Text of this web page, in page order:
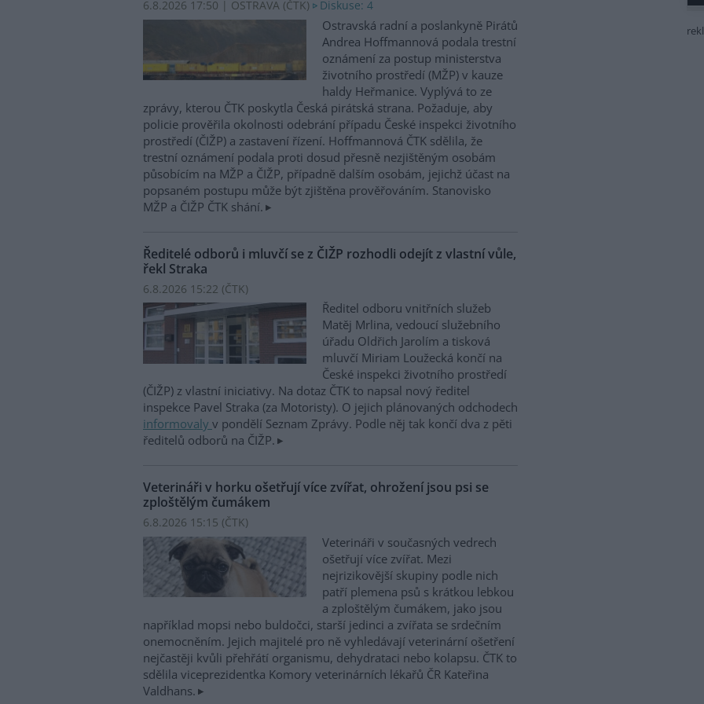
6.8.2026 17:50 | OSTRAVA (ČTK) Diskuse: 4
Ostravská radní a poslankyně Pirátů
Andrea Hoffmannová podala trestní
oznámení za postup ministerstva
životního prostředí (MŽP) v kauze
haldy Heřmanice. Vyplývá to ze
zprávy, kterou ČTK poskytla Česká pirátská strana. Požaduje, aby
policie prověřila okolnosti odebrání případu České inspekci životního
prostředí (ČIŽP) a zastavení řízení. Hoffmannová ČTK sdělila, že
trestní oznámení podala proti dosud přesně nezjištěným osobám
působícím na MŽP a ČIŽP, případně dalším osobám, jejichž účast na
popsaném postupu může být zjištěna prověřováním. Stanovisko
MŽP a ČIŽP ČTK shání.
Ředitelé odborů i mluvčí se z ČIŽP rozhodli odejít z vlastní vůle,
řekl Straka
6.8.2026 15:22 (ČTK)
Ředitel odboru vnitřních služeb
Matěj Mrlina, vedoucí služebního
úřadu Oldřich Jarolím a tisková
mluvčí Miriam Loužecká končí na
České inspekci životního prostředí
(ČIŽP) z vlastní iniciativy. Na dotaz ČTK to napsal nový ředitel
inspekce Pavel Straka (za Motoristy). O jejich plánovaných odchodech
informovaly v pondělí Seznam Zprávy. Podle něj tak končí dva z pěti
ředitelů odborů na ČIŽP.
Veterináři v horku ošetřují více zvířat, ohrožení jsou psi se
zploštělým čumákem
6.8.2026 15:15 (ČTK)
Veterináři v současných vedrech
ošetřují více zvířat. Mezi
nejrizikovější skupiny podle nich
patří plemena psů s krátkou lebkou
a zploštělým čumákem, jako jsou
například mopsi nebo buldočci, starší jedinci a zvířata se srdečním
onemocněním. Jejich majitelé pro ně vyhledávají veterinární ošetření
nejčastěji kvůli přehřátí organismu, dehydrataci nebo kolapsu. ČTK to
sdělila viceprezidentka Komory veterinárních lékařů ČR Kateřina
Valdhans.